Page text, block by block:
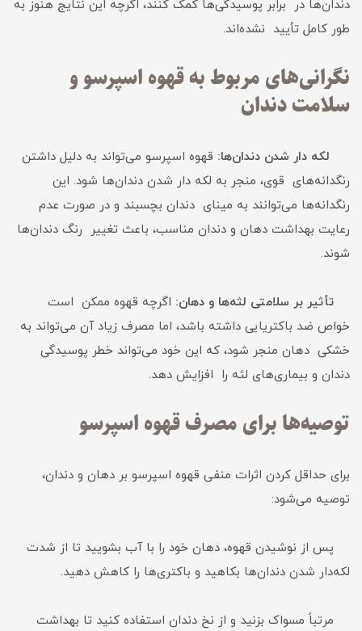
دندان‌ها در برابر پوسیدگی‌ها کمک کنند، اگرچه این نتایج هنوز به
طور کامل تأیید نشده‌اند.
نگرانی‌های مربوط به قهوه اسپرسو و
سلامت دندان
لکه دار شدن دندان‌ها: قهوه اسپرسو می‌تواند به دلیل داشتن
رنگدانه‌های قوی، منجر به لکه دار شدن دندان‌ها شود. این
رنگدانه‌ها می‌توانند به مینای دندان بچسبند و در صورت عدم
رعایت بهداشت دهان و دندان مناسب، باعث تغییر رنگ دندان‌ها
شوند.
تأثیر بر سلامتی لثه‌ها و دهان: اگرچه قهوه ممکن است
خواص ضد باکتریایی داشته باشد، اما مصرف زیاد آن می‌تواند به
خشکی دهان منجر شود، که این خود می‌تواند خطر پوسیدگی
دندان و بیماری‌های لثه را افزایش دهد.
توصیه‌ها برای مصرف قهوه اسپرسو
برای حداقل کردن اثرات منفی قهوه اسپرسو بر دهان و دندان،
توصیه می‌شود:
پس از نوشیدن قهوه، دهان خود را با آب بشویید تا از شدت
لکه‌دار شدن دندان‌ها بکاهید و باکتری‌ها را کاهش دهید.
مرتباً مسواک بزنید و از نخ دندان استفاده کنید تا بهداشت